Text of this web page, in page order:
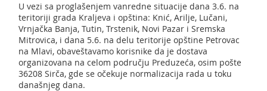
U vezi sa proglašenjem vanredne situacije dana 3.6. na
teritoriji grada Kraljeva i opština: Knić, Arilje, Lučani,
Vrnjačka Banja, Tutin, Trstenik, Novi Pazar i Sremska
Mitrovica, i dana 5.6. na delu teritorije opštine Petrovac
na Mlavi, obaveštavamo korisnike da je dostava
organizovana na celom području Preduzeća, osim pošte
36208 Sirča, gde se očekuje normalizacija rada u toku
današnjeg dana.